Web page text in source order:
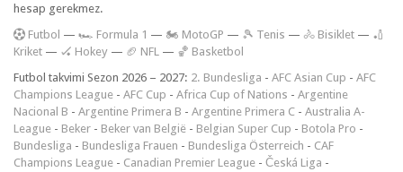
hesap gerekmez.
Futbol — 🏎️ Formula 1 — 🏍 MotoGP — 🎾 Tenis — 🚴 Bisiklet — 🏏
Kriket — 🏑 Hokey — 🏈 NFL — 🏀 Basketbol
Futbol takvimi Sezon 2026 – 2027: 2. Bundesliga - AFC Asian Cup - AFC
Champions League - AFC Cup - Africa Cup of Nations - Argentine
Nacional B - Argentine Primera B - Argentine Primera C - Australia A-
League - Beker - Beker van België - Belgian Super Cup - Botola Pro -
Bundesliga - Bundesliga Frauen - Bundesliga Österreich - CAF
Champions League - Canadian Premier League - Česká Liga -